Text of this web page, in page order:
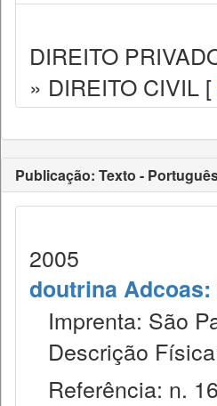
DIREITO
» DIREITO CIVIL [
Publicação: Texto -
2005
doutrina
Imprenta: São
Descrição
Referência: n.